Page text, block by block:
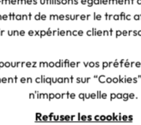
chez
de nos clients
de mesurer le trafic
une expérience client
modifier vos
en cliquant sur
n'importe quelle page.
Refuser les cookies